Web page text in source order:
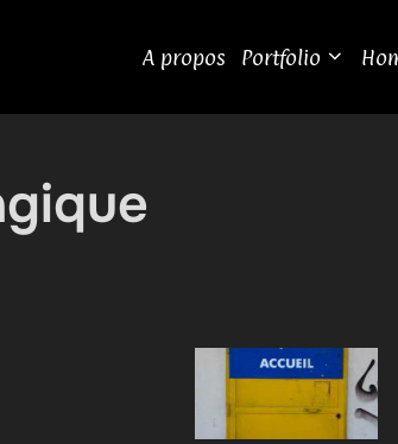
A propos Portfolio